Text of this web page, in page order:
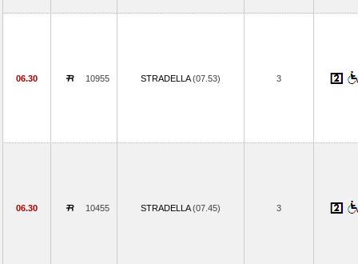
06.30 10955 STRADELLA(07.53) 3
06.30 10455 STRADELLA(07.45) 3